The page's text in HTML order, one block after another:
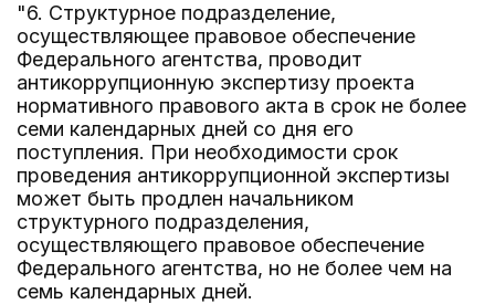
"6. Структурное подразделение,
осуществляющее правовое обеспечение
Федерального агентства, проводит
антикоррупционную экспертизу проекта
нормативного правового акта в срок не более
семи календарных дней со дня его
поступления. При необходимости срок
проведения антикоррупционной экспертизы
может быть продлен начальником
структурного подразделения,
осуществляющего правовое обеспечение
Федерального агентства, но не более чем на
семь календарных дней.